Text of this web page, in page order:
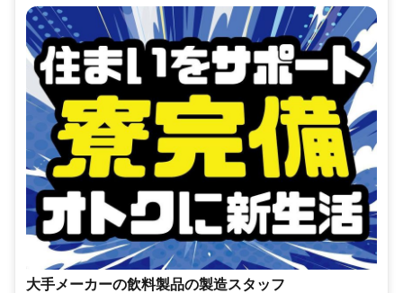
大手メーカーの飲料製品の製造スタッフ